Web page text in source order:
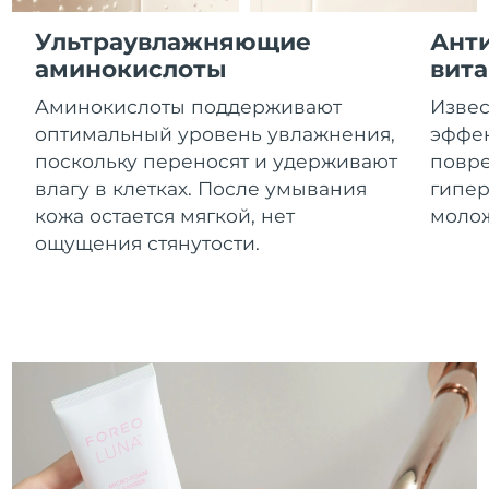
Ультраувлажняющие
аминокислоты
Аминокислоты поддерживают
оптимальный уровень увлажнения,
поскольку переносят и удерживают
влагу в клетках. После умывания
кожа остается мягкой, нет
ощущения стянутости.
Израиль
Ожидаемая дата доставки
12/08/2026
Италия
Ожидаемая дата доставки
08/08/2026
Япония
11/08/2026
Джерси
Ожидаемая дата доставки
Кувейт
Ожидаемая дата доставки
08/08/2026
Латвия
Ожидаемая дата доставки
08/08/2026